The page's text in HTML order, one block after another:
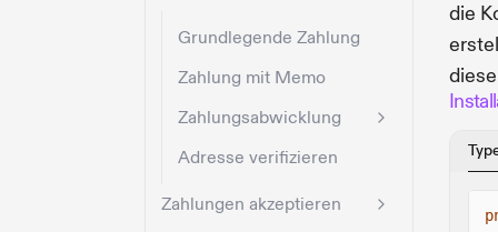
Grundlegende Zahlung
Zahlung mit Memo
Zahlungsabwicklung
Adresse verifizieren
Zahlungen akzeptieren
die